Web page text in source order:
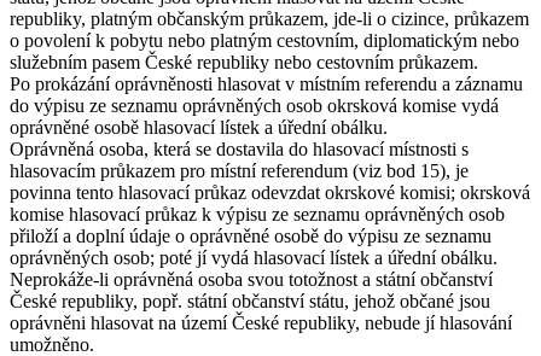
republiky, platným občanským průkazem, jde-li o cizince, průkazem
o povolení k pobytu nebo platným cestovním, diplomatickým nebo
služebním pasem České republiky nebo cestovním průkazem.
Po prokázání oprávněnosti hlasovat v místním referendu a záznamu
do výpisu ze seznamu oprávněných osob okrsková komise vydá
oprávněné osobě hlasovací lístek a úřední obálku.
Oprávněná osoba, která se dostavila do hlasovací místnosti s
hlasovacím průkazem pro místní referendum (viz bod 15), je
povinna tento hlasovací průkaz odevzdat okrskové komisi; okrsková
komise hlasovací průkaz k výpisu ze seznamu oprávněných osob
přiloží a doplní údaje o oprávněné osobě do výpisu ze seznamu
oprávněných osob; poté jí vydá hlasovací lístek a úřední obálku.
Neprokáže-li oprávněná osoba svou totožnost a státní občanství
České republiky, popř. státní občanství státu, jehož občané jsou
oprávněni hlasovat na území České republiky, nebude jí hlasování
umožněno.